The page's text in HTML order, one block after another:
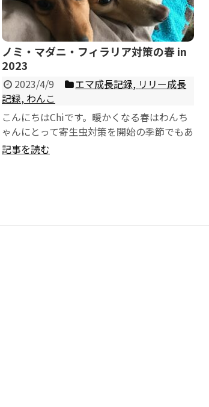
ノミ・マダニ・フィラリア対策の春 in
2023
2023/4/9 エマ成長記録, リリー成長
記録, わんこ
こんにちはChiです。暖かくなる春はわんち
ゃんにとって寄生虫対策を開始の季節でもあ
ります。 対象となるのはノミ・マダニ・フ
記事を読む